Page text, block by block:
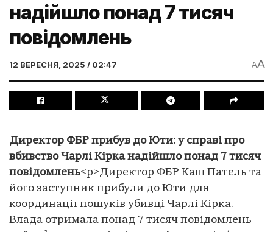
надійшло понад 7 тисяч
повідомлень
12 ВЕРЕСНЯ, 2025 / 02:47 AA
Директор ФБР прибув до Юти: у справі про
вбивство Чарлі Кірка надійшло понад 7 тисяч
повідомлень<p>Директор ФБР Каш Патель та
його заступник прибули до Юти для
координації пошуків убивці Чарлі Кірка.
Влада отримала понад 7 тисяч повідомлень